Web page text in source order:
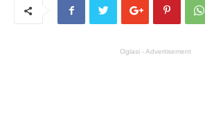
Oglasi - Advertisement